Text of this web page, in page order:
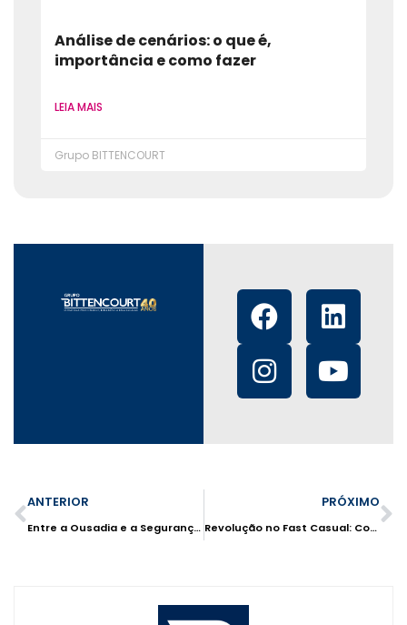
Análise de cenários: o que é,
importância e como fazer
LEIA MAIS
Grupo BITTENCOURT
ANTERIOR
Entre a Ousadia e a Segurança: o Paradigma para o Crescimento das Empresas no Varejo e Franquias
PRÓXIMO
Revolução no Fast Casual: Como o Cabana Burger Planeja Conquistar o Brasil